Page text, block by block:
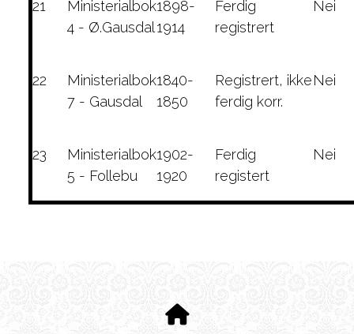
21
Ministerialbok
4 - Ø.Gausdal
1898-
1914
Ferdig
registrert
Nei
22
Ministerialbok
7 - Gausdal
1840-
1850
Registrert, ikke
ferdig korr.
Nei
23
Ministerialbok
5 - Follebu
1902-
1920
Ferdig
registert
Nei